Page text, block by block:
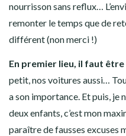
nourrisson sans reflux…
remonter le temps que de
différent (non merci !)
En premier lieu, il faut
petit, nos voitures aussi…
a son importance. Et puis, je
deux enfants, c’est mon
paraître de fausses excuses